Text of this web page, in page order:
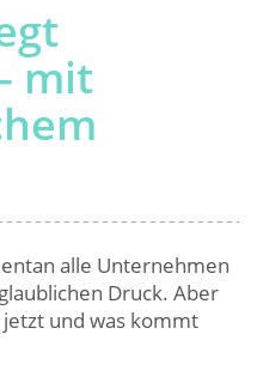
mit
alle Unternehmen
Druck. Aber
und was kommt